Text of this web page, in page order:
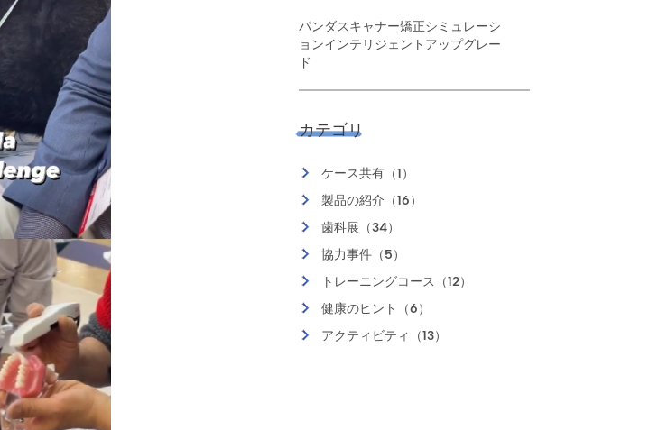
パンダスキャナー矯正シミュレーシ
ョンインテリジェントアップグレー
ド
カテゴリ
ケース共有（1）
製品の紹介（16）
歯科展（34）
協力事件（5）
トレーニングコース（12）
健康のヒント（6）
アクティビティ（13）